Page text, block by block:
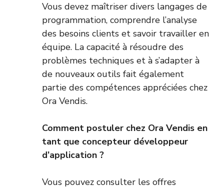
Vous devez maîtriser divers langages de
programmation, comprendre l’analyse
des besoins clients et savoir travailler en
équipe. La capacité à résoudre des
problèmes techniques et à s’adapter à
de nouveaux outils fait également
partie des compétences appréciées chez
Ora Vendis.
Comment postuler chez Ora Vendis en
tant que concepteur développeur
d’application ?
Vous pouvez consulter les offres